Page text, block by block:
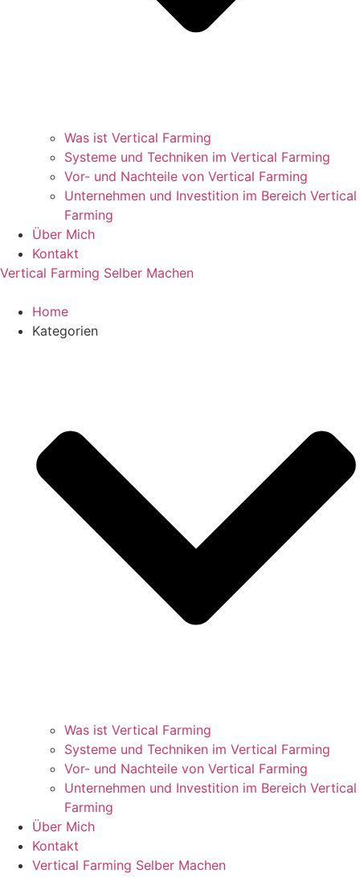
Was ist Vertical Farming
Systeme und Techniken im Vertical Farming
Vor- und Nachteile von Vertical Farming
Unternehmen und Investition im Bereich Vertical
Farming
Über Mich
Kontakt
Vertical Farming Selber Machen
Home
Kategorien
Was ist Vertical Farming
Systeme und Techniken im Vertical Farming
Vor- und Nachteile von Vertical Farming
Unternehmen und Investition im Bereich Vertical
Farming
Über Mich
Kontakt
Vertical Farming Selber Machen